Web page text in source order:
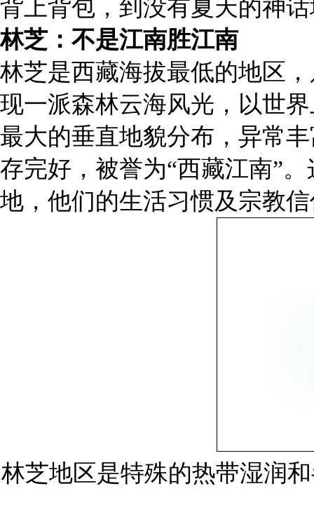
背上背包，到没有夏天的神
林芝：不是江南胜江南
林芝是西藏海拔最低的地区
现一派森林云海风光，以世
最大的垂直地貌分布，异常
存完好，被誉为“西藏江南”
地，他们的生活习惯及宗教
林芝地区是特殊的热带湿润